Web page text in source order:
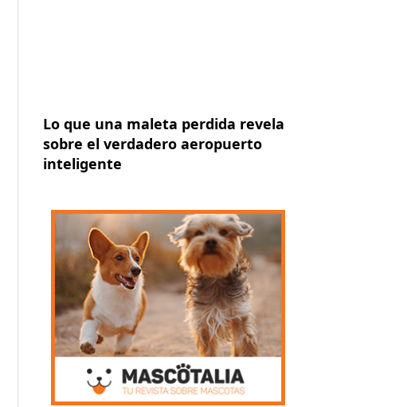
Lo que una maleta perdida revela
sobre el verdadero aeropuerto
inteligente